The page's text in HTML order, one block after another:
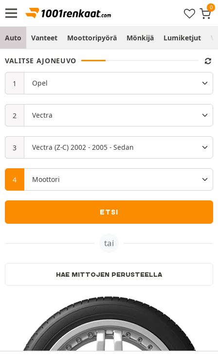
Auto Vanteet Moottoripyörä Mönkijä Lumiketjut
VALITSE AJONEUVO
ETSI
tai
HAE MITTOJEN PERUSTEELLA